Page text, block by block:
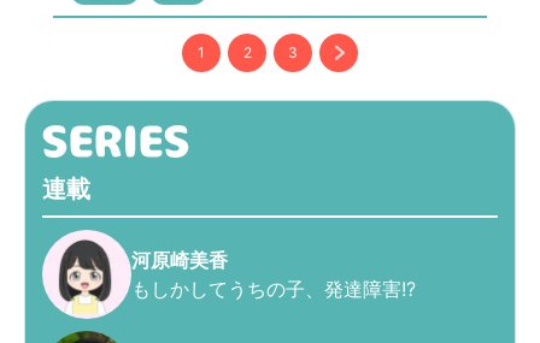
1 2 3
連載
河原崎美香
もしかしてうちの子、発達障害!?